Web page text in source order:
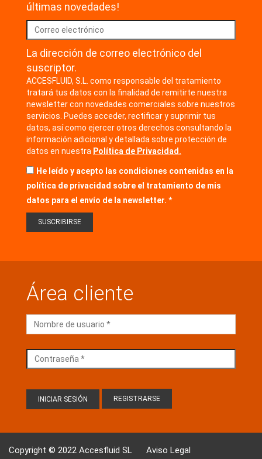
últimas novedades!
La dirección de correo electrónico del
suscriptor.
ACCESFLUID, S.L. como responsable del tratamiento
tratará tus datos con la finalidad de remitirte nuestra
newsletter con novedades comerciales sobre nuestros
servicios. Puedes acceder, rectificar y suprimir tus
datos, así como ejercer otros derechos consultando la
información adicional y detallada sobre protección de
datos en nuestra Política de Privacidad.
He leído y acepto las condiciones contenidas en la
política de privacidad sobre el tratamiento de mis
datos para el envío de la newsletter.
Área cliente
REGISTRARSE
Copyright © 2022 Accesfluid SL
Aviso Legal